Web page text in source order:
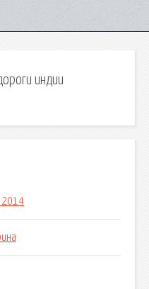
индии
2014